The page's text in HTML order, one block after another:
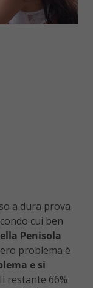
a dura prova
cui ben
Penisola
problema è
e si
restante 66%